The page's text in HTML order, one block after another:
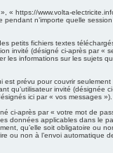
« https://www.volta-
n’importe quelle
petits fichiers textes
invité (désigné ci-après par «
les informations sur les sujets
prévu pour couvrir
qu’utilisateur invité (désignée
ici par « vos messages »).
ci-après par « votre mot de
données applicables dans le
qu’elle soit obligatoire ou
ou non à l’envoi automatique